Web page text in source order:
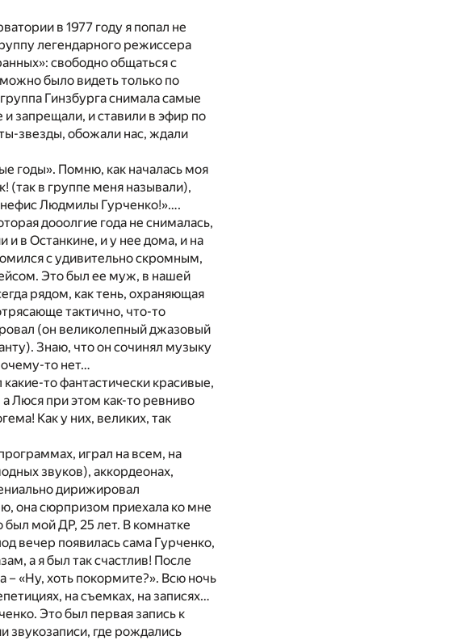
в 1977 году я попал не
легендарного режиссера
свободно общаться с
было видеть только по
Гинзбурга снимала самые
запрещали, и ставили в эфир по
звезды, обожали нас, ждали
годы». Помню, как началась моя
(так в группе меня называли),
Людмилы Гурченко!»….
дооолгие года не снималась,
и в Останкине, и у нее дома, и на
с удивительно скромным,
Это был ее муж, в нашей
рядом, как тень, охраняющая
тактично, что-то
(он великолепный джазовый
Знаю, что он сочинял музыку
то нет…
то фантастически красивые,
Люся при этом как-то ревниво
Как у них, великих, так
играл на всем, на
звуков), аккордеонах,
дирижировал
она сюрпризом приехала ко мне
мой ДР, 25 лет. В комнатке
вечер появилась сама Гурченко,
а я был так счастлив! После
– «Ну, хоть покормите?». Всю ночь
на съемках, на записях…
Это был первая запись к
звукозаписи, где рождались